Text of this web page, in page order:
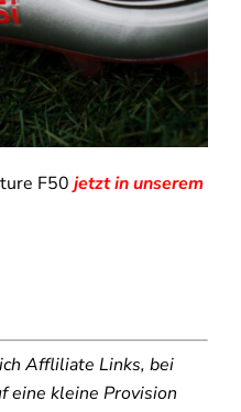
F50 jetzt in unserem
Affliliate Links, bei
eine kleine Provision